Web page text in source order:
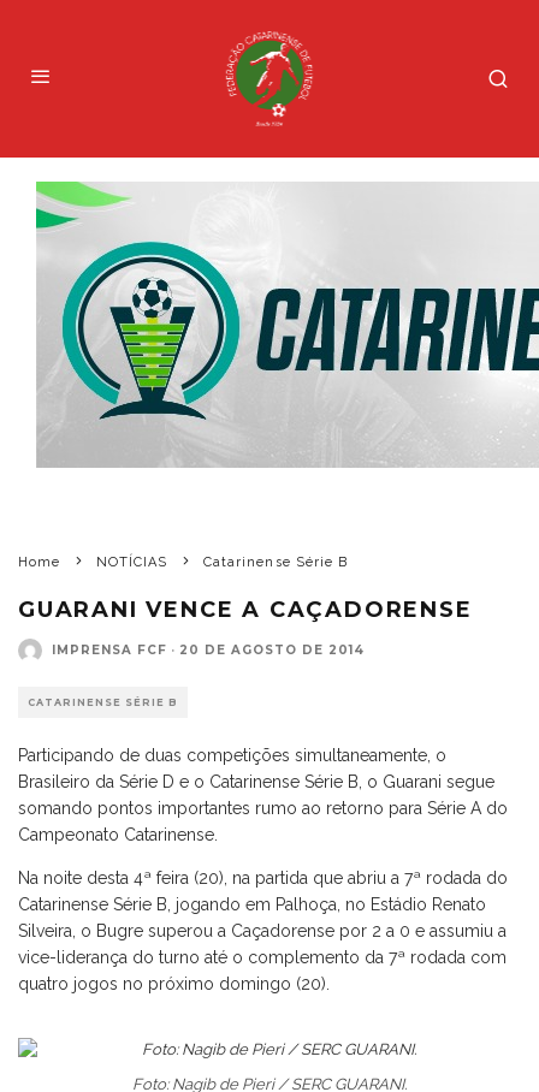
Home NOTÍCIAS Catarinense Série B
GUARANI VENCE A CAÇADORENSE
IMPRENSA FCF · 20 DE AGOSTO DE 2014
CATARINENSE SÉRIE B
Participando de duas competições simultaneamente, o
Brasileiro da Série D e o Catarinense Série B, o Guarani segue
somando pontos importantes rumo ao retorno para Série A do
Campeonato Catarinense.
Na noite desta 4ª feira (20), na partida que abriu a 7ª rodada do
Catarinense Série B, jogando em Palhoça, no Estádio Renato
Silveira, o Bugre superou a Caçadorense por 2 a 0 e assumiu a
vice-liderança do turno até o complemento da 7ª rodada com
quatro jogos no próximo domingo (20).
Foto: Nagib de Pieri / SERC GUARANI.